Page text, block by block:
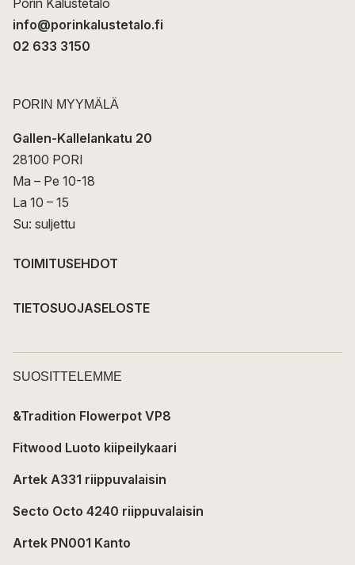
Porin Kalustetalo
info@porinkalustetalo.fi
02 633 3150
PORIN MYYMÄLÄ
Gallen-Kallelankatu 20
28100 PORI
Ma – Pe 10-18
La 10 – 15
Su: suljettu
TOIMITUSEHDOT
TIETOSUOJASELOSTE
SUOSITTELEMME
&Tradition Flowerpot VP8
Fitwood Luoto kiipeilykaari
Artek A331 riippuvalaisin
Secto Octo 4240 riippuvalaisin
Artek PN001 Kanto